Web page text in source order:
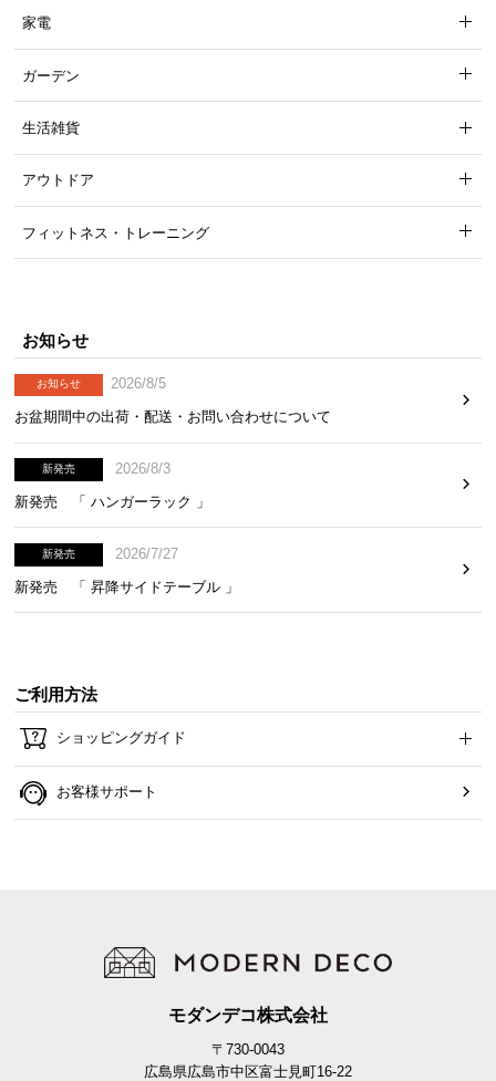
家電
ガーデン
生活雑貨
アウトドア
フィットネス・トレーニング
お知らせ
お知らせ
2026/8/5
お盆期間中の出荷・配送・お問い合わせについて
新発売
2026/8/3
新発売 「 ハンガーラック 」
新発売
2026/7/27
新発売 「 昇降サイドテーブル 」
ご利用方法
ショッピングガイド
お客様サポート
モダンデコ株式会社
〒730-0043
広島県広島市中区富士見町16-22